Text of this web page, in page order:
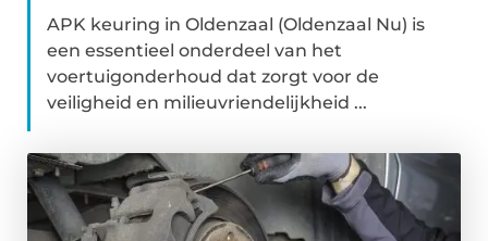
APK keuring in Oldenzaal (Oldenzaal Nu) is
een essentieel onderdeel van het
voertuigonderhoud dat zorgt voor de
veiligheid en milieuvriendelijkheid ...